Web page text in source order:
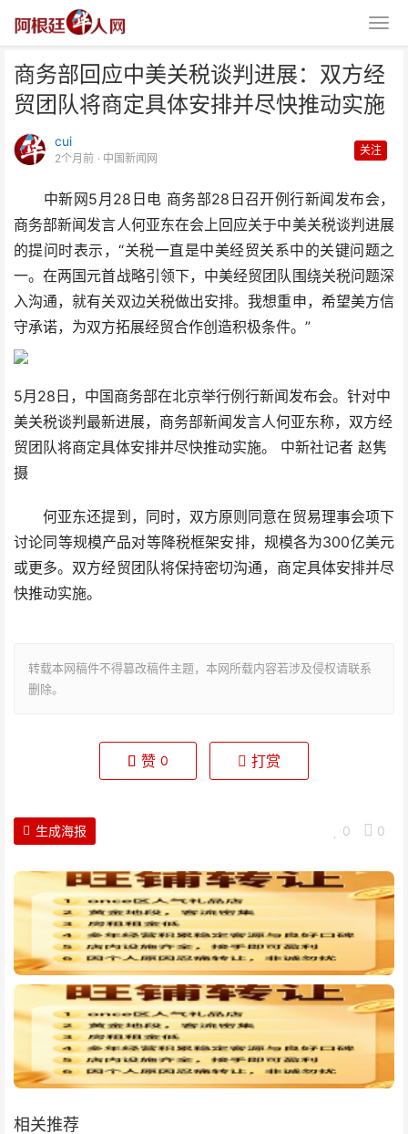
商务部回应中美关税谈判进展：双方经
贸团队将商定具体安排并尽快推动实施
cui
2个月前 · 中国新闻网
关注
中新网5月28日电 商务部28日召开例行新闻发布会，
商务部新闻发言人何亚东在会上回应关于中美关税谈判进展
的提问时表示，“关税一直是中美经贸关系中的关键问题之
一。在两国元首战略引领下，中美经贸团队围绕关税问题深
入沟通，就有关双边关税做出安排。我想重申，希望美方信
守承诺，为双方拓展经贸合作创造积极条件。”
5月28日，中国商务部在北京举行例行新闻发布会。针对中
美关税谈判最新进展，商务部新闻发言人何亚东称，双方经
贸团队将商定具体安排并尽快推动实施。 中新社记者 赵隽
摄
何亚东还提到，同时，双方原则同意在贸易理事会项下
讨论同等规模产品对等降税框架安排，规模各为300亿美元
或更多。双方经贸团队将保持密切沟通，商定具体安排并尽
快推动实施。
转载本网稿件不得篡改稿件主题，本网所载内容若涉及侵权请联系
删除。
商务部回应中美关税谈判进展：双
方经贸团队将商定具体安
赞 0 打赏
0 0
生成海报
相关推荐